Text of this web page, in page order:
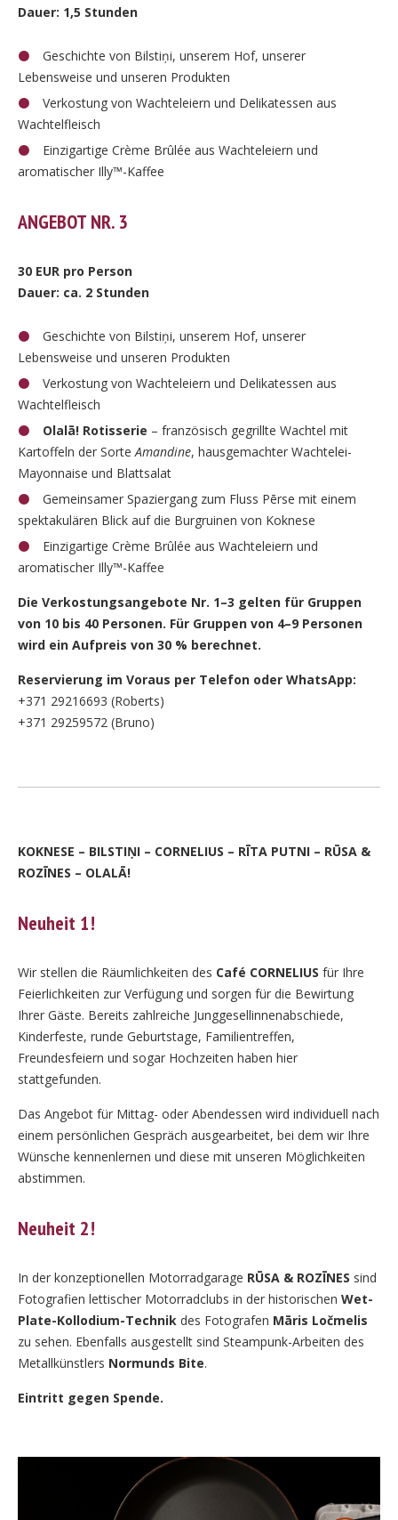
Dauer: 1,5 Stunden
Geschichte von Bilstiņi, unserem Hof, unserer
Lebensweise und unseren Produkten
Verkostung von Wachteleiern und Delikatessen aus
Wachtelfleisch
Einzigartige Crème Brûlée aus Wachteleiern und
aromatischer Illy™-Kaffee
ANGEBOT NR. 3
30 EUR pro Person
Dauer: ca. 2 Stunden
Geschichte von Bilstiņi, unserem Hof, unserer
Lebensweise und unseren Produkten
Verkostung von Wachteleiern und Delikatessen aus
Wachtelfleisch
Olalā! Rotisserie – französisch gegrillte Wachtel mit
Kartoffeln der SorteAmandine, hausgemachter Wachtelei-
Mayonnaise und Blattsalat
Gemeinsamer Spaziergang zum Fluss Pērse mit einem
spektakulären Blick auf die Burgruinen von Koknese
Einzigartige Crème Brûlée aus Wachteleiern und
aromatischer Illy™-Kaffee
Die Verkostungsangebote Nr. 1–3 gelten für Gruppen
von 10 bis 40 Personen. Für Gruppen von 4–9 Personen
wird ein Aufpreis von 30 % berechnet.
Reservierung im Voraus per Telefon oder WhatsApp:
+371 29216693 (Roberts)
+371 29259572 (Bruno)
KOKNESE – BILSTIŅI – CORNELIUS – RĪTA PUTNI – RŪSA &
ROZĪNES – OLALĀ!
Neuheit 1!
Wir stellen die Räumlichkeiten des Café CORNELIUS für Ihre
Feierlichkeiten zur Verfügung und sorgen für die Bewirtung
Ihrer Gäste. Bereits zahlreiche Junggesellinnenabschiede,
Kinderfeste, runde Geburtstage, Familientreffen,
Freundesfeiern und sogar Hochzeiten haben hier
stattgefunden.
Das Angebot für Mittag- oder Abendessen wird individuell nach
einem persönlichen Gespräch ausgearbeitet, bei dem wir Ihre
Wünsche kennenlernen und diese mit unseren Möglichkeiten
abstimmen.
Neuheit 2!
In der konzeptionellen Motorradgarage RŪSA & ROZĪNES sind
Fotografien lettischer Motorradclubs in der historischen Wet-
Plate-Kollodium-Technik des Fotografen Māris Ločmelis
zu sehen. Ebenfalls ausgestellt sind Steampunk-Arbeiten des
Metallkünstlers Normunds Bite.
Eintritt gegen Spende.